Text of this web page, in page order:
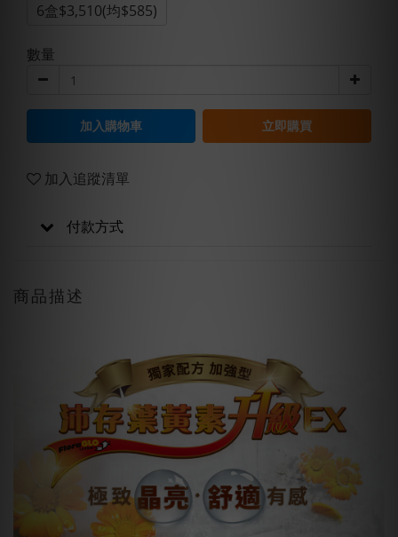
6盒$3,510(均$585)
數量
加入購物車 立即購買
加入追蹤清單
付款方式
商品描述